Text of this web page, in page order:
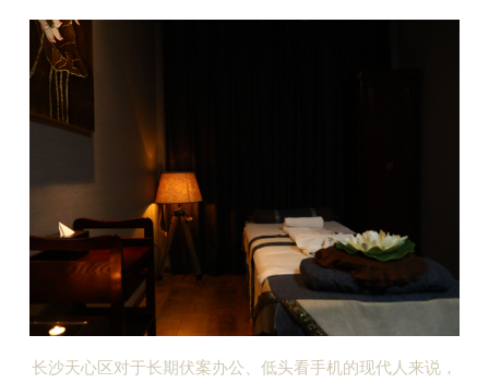
长沙天心区对于长期伏案办公、低头看手机的现代人来说，